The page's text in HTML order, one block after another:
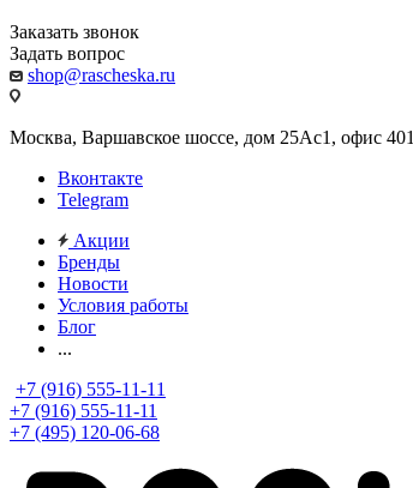
Заказать звонок
Задать вопрос
shop@rascheska.ru
Москва, Варшавское шоссе, дом 25Аc1, офис 401
Вконтакте
Telegram
Акции
Бренды
Новости
Условия работы
Блог
...
+7 (916) 555-11-11
+7 (916) 555-11-11
+7 (495) 120-06-68